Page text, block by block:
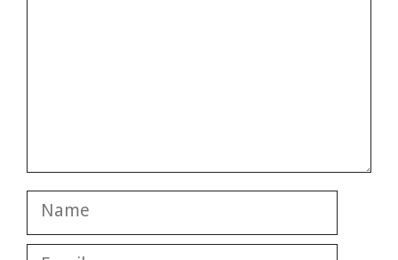
Name
Email